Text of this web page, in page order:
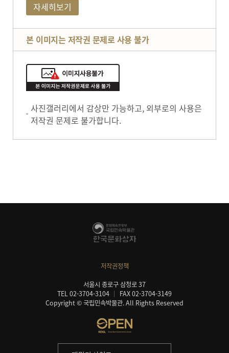
자세히보기
본 이미지는 저작권 문제로 사용 불가
사진갤러리에서 감상만 가능하고, 외부로의 사용은
저작권 문제로 불가합니다.
저작권정책
서울시 종로구 삼청로 37
TEL 02-3704-3104
FAX 02-3704-3149
Copyright © 국립민속박물관. All Rights Reserved